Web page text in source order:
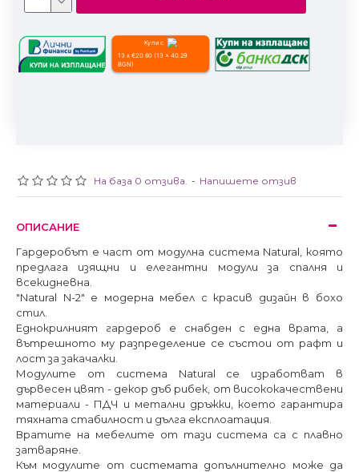
На база 0 отзива. - Напишете отзив
Купи с
13 x €20.60 (13 x 40.29
BGN)
ОПИСАНИЕ
Гардеробът е част от модулна система Natural, която
предлага изящни и елегантни модули за спалня и
всекидневна.
"Natural N-2" е модерна мебел с красив дизайн в бохо
стил.
Еднокрилният гардероб е снабден с една врата, а
вътрешното му разпределение се състои от рафт и
лост за закачалки.
Модулите от система Natural се изработват в
дървесен цвят - декор дъб рибек, от висококачествени
материали - ПДЧ и метални дръжки, което гарантира
тяхната стабилност и дълга експлоатация.
Вратите на мебелите от тази система са с плавно
затваряне.
Към модулите от системата допълнително може да